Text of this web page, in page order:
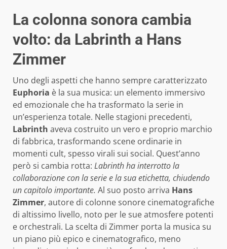
La colonna sonora cambia
volto: da Labrinth a Hans
Zimmer
Uno degli aspetti che hanno sempre caratterizzato
Euphoria è la sua musica: un elemento immersivo
ed emozionale che ha trasformato la serie in
un’esperienza totale. Nelle stagioni precedenti,
Labrinth aveva costruito un vero e proprio marchio
di fabbrica, trasformando scene ordinarie in
momenti cult, spesso virali sui social. Quest’anno
però si cambia rotta: Labrinth ha interrotto la
collaborazione con la serie e la sua etichetta, chiudendo
un capitolo importante. Al suo posto arriva Hans
Zimmer, autore di colonne sonore cinematografiche
di altissimo livello, noto per le sue atmosfere potenti
e orchestrali. La scelta di Zimmer porta la musica su
un piano più epico e cinematografico, meno